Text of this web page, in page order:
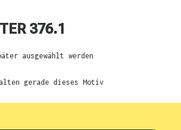
376.1
ausgewählt werden
gerade dieses Motiv